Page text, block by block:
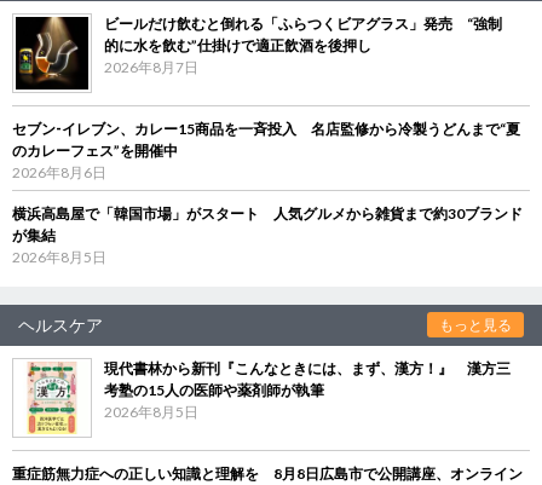
ビールだけ飲むと倒れる「ふらつくビアグラス」発売 “強制
的に水を飲む”仕掛けで適正飲酒を後押し
2026年8月7日
セブン‐イレブン、カレー15商品を一斉投入 名店監修から冷製うどんまで“夏
のカレーフェス”を開催中
2026年8月6日
横浜高島屋で「韓国市場」がスタート 人気グルメから雑貨まで約30ブランド
が集結
2026年8月5日
ヘルスケア もっと見る
現代書林から新刊『こんなときには、まず、漢方！』 漢方三
考塾の15人の医師や薬剤師が執筆
2026年8月5日
重症筋無力症への正しい知識と理解を 8月8日広島市で公開講座、オンライン